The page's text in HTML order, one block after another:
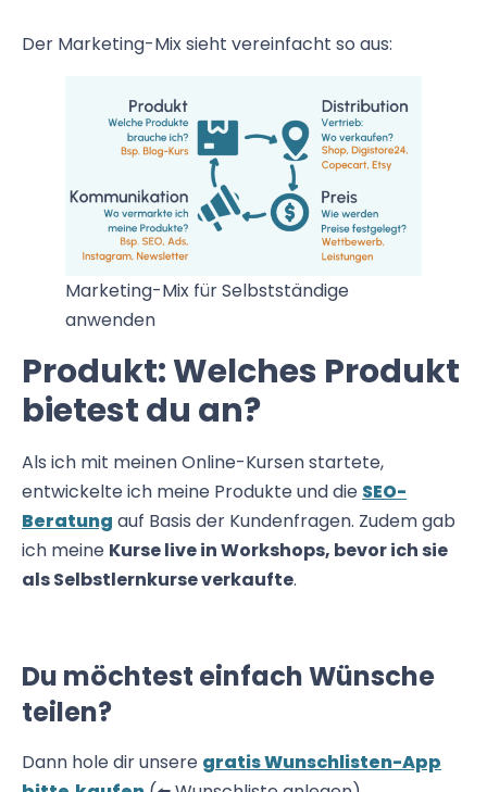
Der Marketing-Mix sieht vereinfacht so aus:
Marketing-Mix für Selbstständige
anwenden
Produkt: Welches Produkt
bietest du an?
Als ich mit meinen Online-Kursen startete,
entwickelte ich meine Produkte und die SEO-
Beratung auf Basis der Kundenfragen. Zudem gab
ich meine Kurse live in Workshops, bevor ich sie
als Selbstlernkurse verkaufte.
Du möchtest einfach Wünsche
teilen?
Dann hole dir unsere gratis Wunschlisten-App